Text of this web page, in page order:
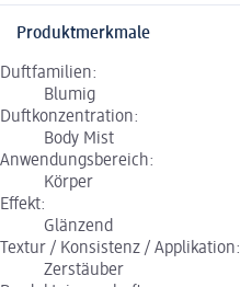
Produktmerkmale
Duftfamilien:
Blumig
Duftkonzentration:
Body Mist
Anwendungsbereich:
Körper
Effekt:
Glänzend
Textur / Konsistenz / Applikation:
Zerstäuber